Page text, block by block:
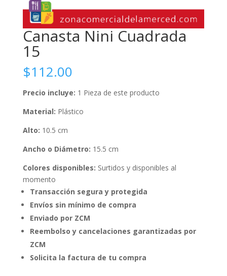
Canasta Nini Cuadrada
15
$112.00
Precio incluye: 1 Pieza de este producto
Material: Plástico
Alto: 10.5 cm
Ancho o Diámetro: 15.5 cm
Colores disponibles: Surtidos y disponibles al
momento
Transacción segura y protegida
Envíos sin mínimo de compra
Enviado por ZCM
Reembolso y cancelaciones garantizadas por
ZCM
Solicita la factura de tu compra